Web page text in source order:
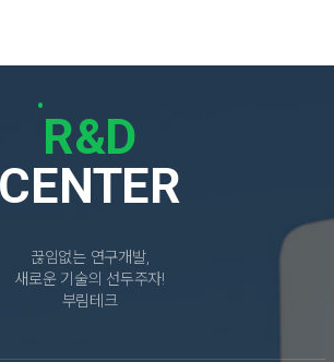
R&D
CENTER
끊임없는 연구개발,
새로운 기술의 선두주자!
부림테크